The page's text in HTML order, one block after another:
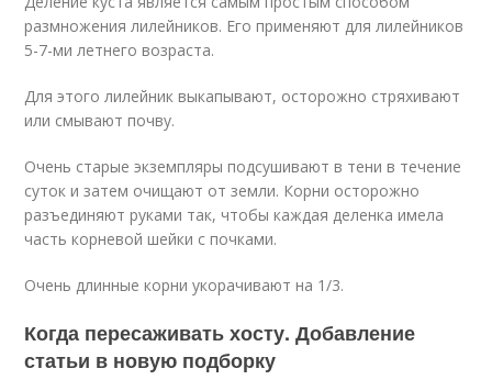
размножения лилейников. Его применяют для лилейников
5-7-ми летнего возраста.
Для этого лилейник выкапывают, осторожно стряхивают
или смывают почву.
Очень старые экземпляры подсушивают в тени в течение
суток и затем очищают от земли. Корни осторожно
разъединяют руками так, чтобы каждая деленка имела
часть корневой шейки с почками.
Очень длинные корни укорачивают на 1/3.
Когда пересаживать хосту. Добавление
статьи в новую подборку